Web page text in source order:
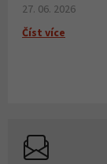
27. 06. 2026
Číst více